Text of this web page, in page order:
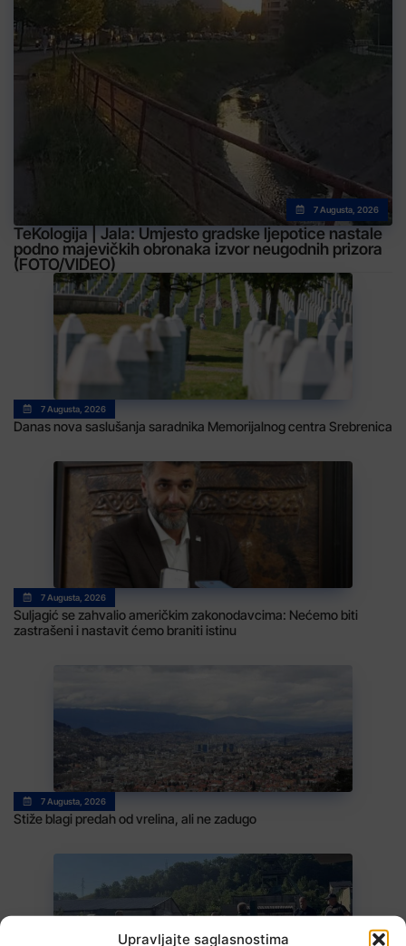
Upravljajte saglasnostima
7 Augusta, 2026
TeKologija | Jala: Umjesto gradske ljepotice nastale
podno majevičkih obronaka izvor neugodnih prizora
(FOTO/VIDEO)
7 Augusta, 2026
Danas nova saslušanja saradnika Memorijalnog centra Srebrenica
7 Augusta, 2026
Suljagić se zahvalio američkim zakonodavcima: Nećemo biti
zastrašeni i nastavit ćemo braniti istinu
7 Augusta, 2026
Stiže blagi predah od vrelina, ali ne zadugo